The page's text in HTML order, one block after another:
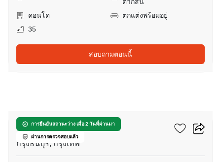
ตากสิน
คอนโด
ตกแต่งพร้อมอยู่
35
สอบถามตอนนี้
การยืนยันสถานะว่าง เมื่อ 2 วันที่ผ่านมา
ผ่านการตรวจสอบแล้ว
วิลล่า สาทร
กรุงธนบุรี, กรุงเทพ